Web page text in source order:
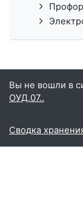
Вы не вошли в
ОУД.07..
Сводка